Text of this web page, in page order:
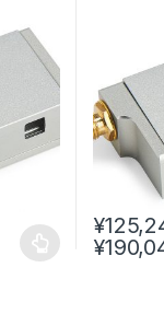
¥
¥